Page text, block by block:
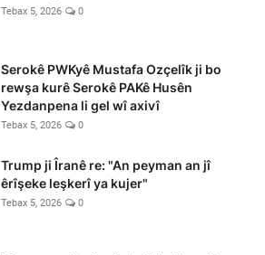
Tebax 5, 2026 0
Serokê PWKyê Mustafa Ozçelîk ji bo
rewşa kurê Serokê PAKê Husên
Yezdanpena li gel wî axivî
Tebax 5, 2026 0
Trump ji Îranê re: "An peyman an jî
êrîşeke leşkerî ya kujer"
Tebax 5, 2026 0